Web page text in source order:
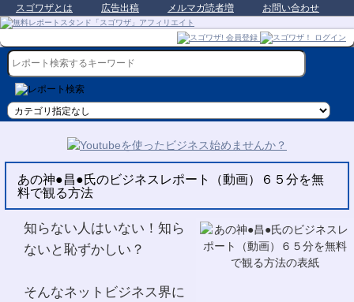
スゴワザとは 広告出稿 メルマガ読者増 お問い合わせ
あの神●昌●氏のビジネスレポート（動画）６５分を無
料で観る方法
知らない人はいない！知ら
ないと恥ずかしい？
そんなネットビジネス界に